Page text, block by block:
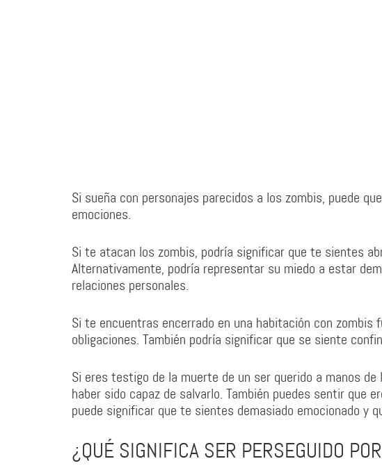
Si sueña con personajes parecidos a los zombis, puede
emociones.
Si te atacan los zombis, podría significar que te sientes
Alternativamente, podría representar su miedo a estar
relaciones personales.
Si te encuentras encerrado en una habitación con
obligaciones. También podría significar que se siente
Si eres testigo de la muerte de un ser querido a manos
haber sido capaz de salvarlo. También puedes sentir que
puede significar que te sientes demasiado emocionado y
¿QUÉ SIGNIFICA SER PERSEGUIDO